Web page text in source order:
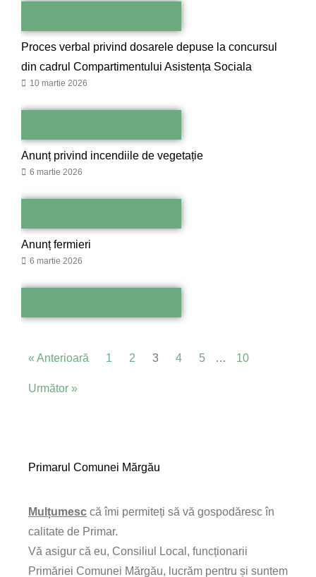
Proces verbal privind dosarele depuse la concursul
din cadrul Compartimentului Asistența Sociala
10 martie 2026
Anunț privind incendiile de vegetație
6 martie 2026
Anunț fermieri
6 martie 2026
« Anterioară 1 2 3 4 5 … 10
Următor »
Primarul Comunei Mărgău
Mulțumesc că îmi permiteți să vă gospodăresc în
calitate de Primar.
Vă asigur că eu, Consiliul Local, funcționarii
Primăriei Comunei Mărgău, lucrăm pentru și suntem